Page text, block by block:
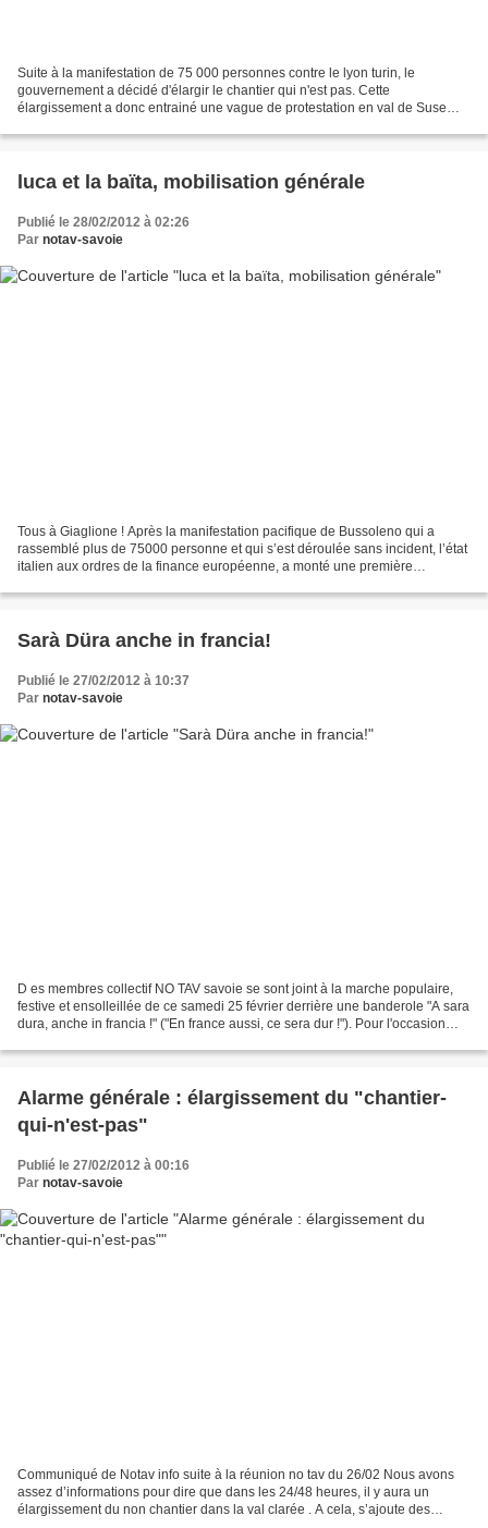
Suite à la manifestation de 75 000 personnes contre le lyon turin, le
gouvernement a décidé d'élargir le chantier qui n'est pas. Cette
élargissement a donc entrainé une vague de protestation en val de Suse
luca et la baïta, mobilisation générale
Publié le 28/02/2012 à 02:26
Par notav-savoie
Tous à Giaglione ! Après la manifestation pacifique de Bussoleno qui a
rassemblé plus de 75000 personne et qui s’est déroulée sans incident, l’état
italien aux ordres de la finance européenne, a monté une première
Sarà Düra anche in francia!
Publié le 27/02/2012 à 10:37
Par notav-savoie
D es membres collectif NO TAV savoie se sont joint à la marche populaire,
festive et ensolleillée de ce samedi 25 février derrière une banderole "A sara
dura, anche in francia !" ("En france aussi, ce sera dur !"). Pour l'occasion
Alarme générale : élargissement du "chantier-
qui-n'est-pas"
Publié le 27/02/2012 à 00:16
Par notav-savoie
Communiqué de Notav info suite à la réunion no tav du 26/02 Nous avons
assez d’informations pour dire que dans les 24/48 heures, il y aura un
élargissement du non chantier dans la val clarée . A cela, s’ajoute des